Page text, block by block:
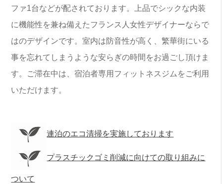
ファ1台などが配されております。上品でシックな内装
に機能性を兼ね備えたフランス人女性デザイナーならで
はのデザインです。室内は防音性が高く、繁華街にいる
事を忘れてしまうような安らぎの時間をお過ごし頂けま
す。ご滞在中は、宿泊者専用フィットネスジムをご利用
いただけます。
連泊のエコ清掃を実施しております
プラスチックゴミ削減に向けての取り組みに
ついて